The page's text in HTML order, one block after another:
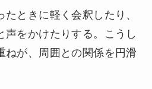
たときに軽く会釈したり、
声をかけたりする。こうし
ねが、周囲との関係を円滑